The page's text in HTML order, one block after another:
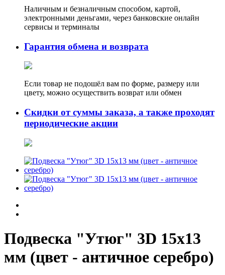
Наличным и безналичным способом, картой,
электронными деньгами, через банковские онлайн
сервисы и терминалы
Гарантия обмена и возврата
Если товар не подошёл вам по форме, размеру или
цвету, можно осуществить возврат или обмен
Скидки от суммы заказа, а также проходят
периодические акции
Подвеска "Утюг" 3D 15х13
мм (цвет - античное серебро)